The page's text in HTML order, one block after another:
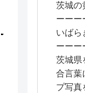
茨城の
ーーー
いばら
ーーー
茨城県
合言葉
プ写真